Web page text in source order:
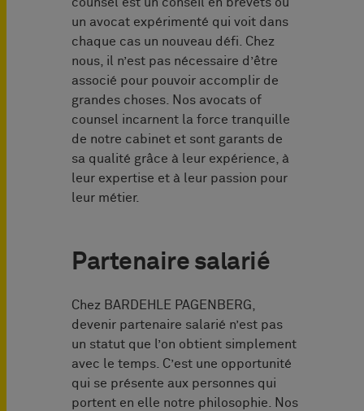
un avocat expérimenté qui voit dans
chaque cas un nouveau défi. Chez
nous, il n’est pas nécessaire d’être
associé pour pouvoir accomplir de
grandes choses. Nos avocats of
counsel incarnent la force tranquille
de notre cabinet et sont garants de
sa qualité grâce à leur expérience, à
leur expertise et à leur passion pour
leur métier.
Partenaire salarié
Chez BARDEHLE PAGENBERG,
devenir partenaire salarié n’est pas
un statut que l’on obtient simplement
avec le temps. C’est une opportunité
qui se présente aux personnes qui
portent en elle notre philosophie. Nos